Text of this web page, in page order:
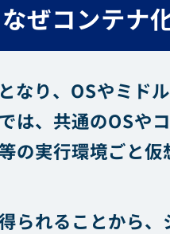
ぜコンテナ
なり、OSやミド
は、共通のOSや
の実行環境ごと仮
られることから、